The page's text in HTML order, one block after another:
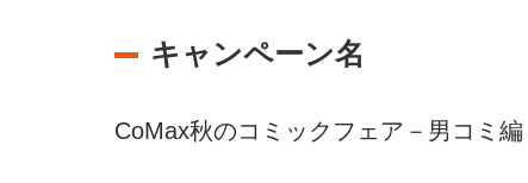
キャンペーン名
CoMax秋のコミックフェア－男コミ